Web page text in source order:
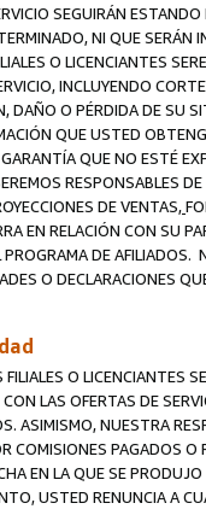
SEGUIRÁN
NI QUE SERÁN
O LICENCIANTES
INCLUYENDO
DAÑO O PÉRDIDA DE SU
QUE USTED
QUE NO ESTÉ
RESPONSABLES
DE VENTAS,
EN RELACIÓN CON SU
DE
O DECLARACIONES
O LICENCIANTES
LAS OFERTAS DE
ASIMISMO, NUESTRA
COMISIONES PAGADOS
EN LA QUE SE
USTED RENUNCIA A